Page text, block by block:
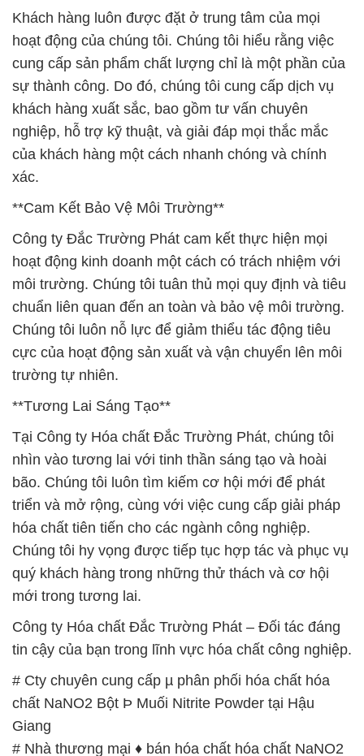
khách hàng xuất sắc, bao gồm tư vấn chuyên
nghiệp, hỗ trợ kỹ thuật, và giải đáp mọi thắc mắc
của khách hàng một cách nhanh chóng và chính
xác.
**Cam Kết Bảo Vệ Môi Trường**
Công ty Đắc Trường Phát cam kết thực hiện mọi
hoạt động kinh doanh một cách có trách nhiệm với
môi trường. Chúng tôi tuân thủ mọi quy định và tiêu
chuẩn liên quan đến an toàn và bảo vệ môi trường.
Chúng tôi luôn nỗ lực để giảm thiểu tác động tiêu
cực của hoạt động sản xuất và vận chuyển lên môi
trường tự nhiên.
**Tương Lai Sáng Tạo**
Tại Công ty Hóa chất Đắc Trường Phát, chúng tôi
nhìn vào tương lai với tinh thần sáng tạo và hoài
bão. Chúng tôi luôn tìm kiếm cơ hội mới để phát
triển và mở rộng, cùng với việc cung cấp giải pháp
hóa chất tiên tiến cho các ngành công nghiệp.
Chúng tôi hy vọng được tiếp tục hợp tác và phục vụ
quý khách hàng trong những thử thách và cơ hội
mới trong tương lai.
Công ty Hóa chất Đắc Trường Phát – Đối tác đáng
tin cậy của bạn trong lĩnh vực hóa chất công nghiệp.
# Cty chuyên cung cấp µ phân phối hóa chất hóa
chất NaNO2 Bột Þ Muối Nitrite Powder tại Hậu
Giang
# Nhà thương mại ♦ bán hóa chất hóa chất NaNO2
Bột Þ Muối Nitrite Powder tại Hậu Giang
# Bán / cung ứng hóa chất hóa chất NaNO2 Bột Þ
Muối Nitrite Powder tại Hậu Giang
# Công ty chuyên phân phối ♦ cung cấp hóa chất